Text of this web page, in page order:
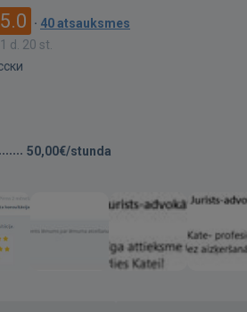
5.0 · 40 atsauksmes
d. 20 st.
50,00€/stunda